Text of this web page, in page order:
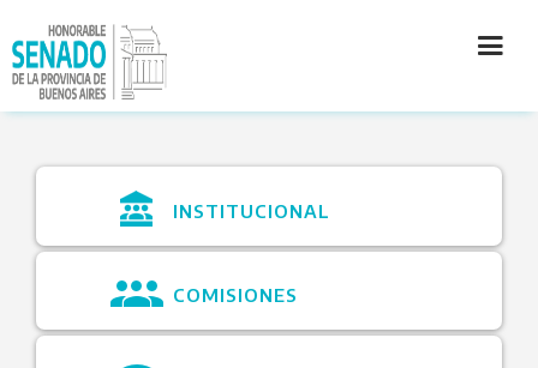
SECRETARÍAS
INSTITUCIONAL
COMISIONES